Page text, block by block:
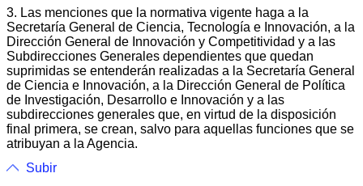
3. Las menciones que la normativa vigente haga a la
Secretaría General de Ciencia, Tecnología e Innovación, a la
Dirección General de Innovación y Competitividad y a las
Subdirecciones Generales dependientes que quedan
suprimidas se entenderán realizadas a la Secretaría General
de Ciencia e Innovación, a la Dirección General de Política
de Investigación, Desarrollo e Innovación y a las
subdirecciones generales que, en virtud de la disposición
final primera, se crean, salvo para aquellas funciones que se
atribuyan a la Agencia.
Subir